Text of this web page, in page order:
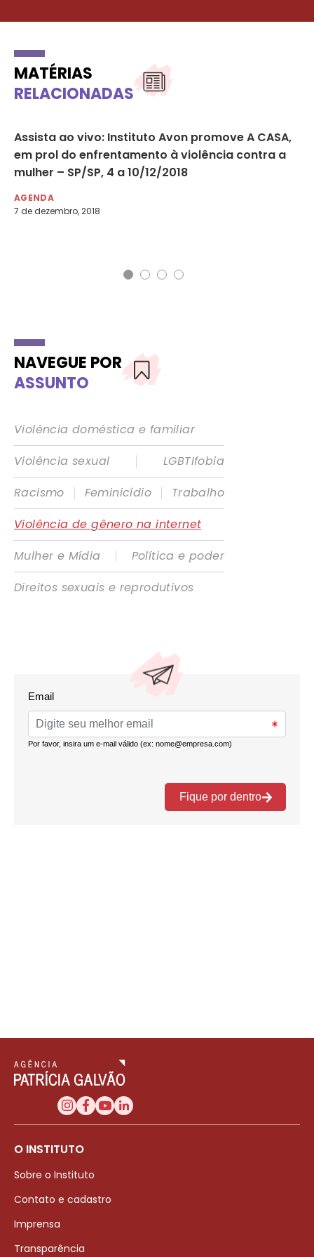
MATÉRIAS
RELACIONADAS
Assista ao vivo: Instituto Avon promove A CASA,
em prol do enfrentamento à violência contra a
mulher – SP/SP, 4 a 10/12/2018
AGENDA
7 de dezembro, 2018
NAVEGUE POR
ASSUNTO
Violência doméstica e familiar
Violência sexual
|
LGBTIfobia
Racismo
| Feminicídio |
Trabalho
Violência de gênero na internet
Mulher e Mídia
|
Política e poder
Direitos sexuais e reprodutivos
O INSTITUTO
Sobre o Instituto
Contato e cadastro
Imprensa
Transparência